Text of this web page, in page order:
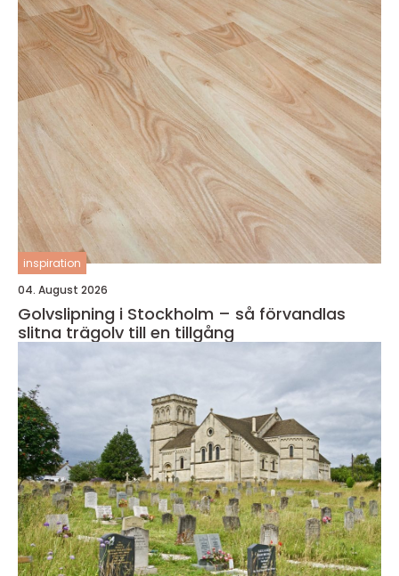
inspiration
04. August 2026
Golvslipning i Stockholm – så förvandlas
slitna trägolv till en tillgång